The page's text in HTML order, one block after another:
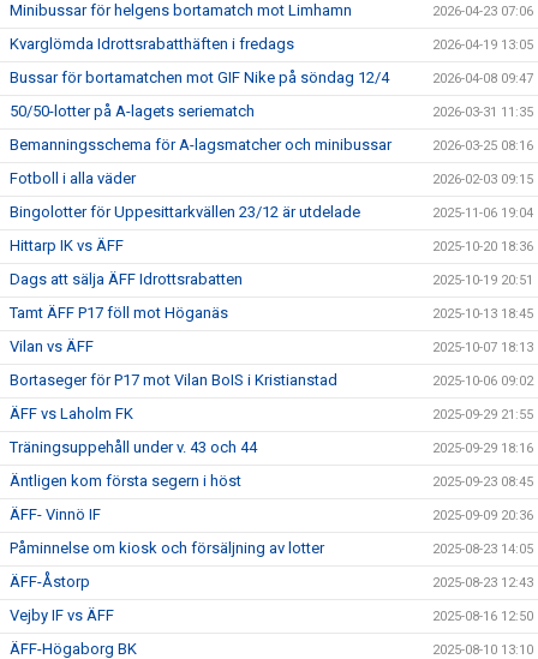
Minibussar för helgens bortamatch mot Limhamn 2026-04-23 07:06
Kvarglömda Idrottsrabatthäften i fredags 2026-04-19 13:05
Bussar för bortamatchen mot GIF Nike på söndag 12/4 2026-04-08 09:47
50/50-lotter på A-lagets seriematch 2026-03-31 11:35
Bemanningsschema för A-lagsmatcher och minibussar 2026-03-25 08:16
Fotboll i alla väder 2026-02-03 09:15
Bingolotter för Uppesittarkvällen 23/12 är utdelade 2025-11-06 19:04
Hittarp IK vs ÄFF 2025-10-20 18:36
Dags att sälja ÄFF Idrottsrabatten 2025-10-19 20:51
Tamt ÄFF P17 föll mot Höganäs 2025-10-13 18:45
Vilan vs ÄFF 2025-10-07 18:13
Bortaseger för P17 mot Vilan BoIS i Kristianstad 2025-10-06 09:02
ÄFF vs Laholm FK 2025-09-29 21:55
Träningsuppehåll under v. 43 och 44 2025-09-29 18:16
Äntligen kom första segern i höst 2025-09-23 08:45
ÄFF- Vinnö IF 2025-09-09 20:36
Påminnelse om kiosk och försäljning av lotter 2025-08-23 14:05
ÄFF-Åstorp 2025-08-23 12:43
Vejby IF vs ÄFF 2025-08-16 12:50
ÄFF-Högaborg BK 2025-08-10 13:10